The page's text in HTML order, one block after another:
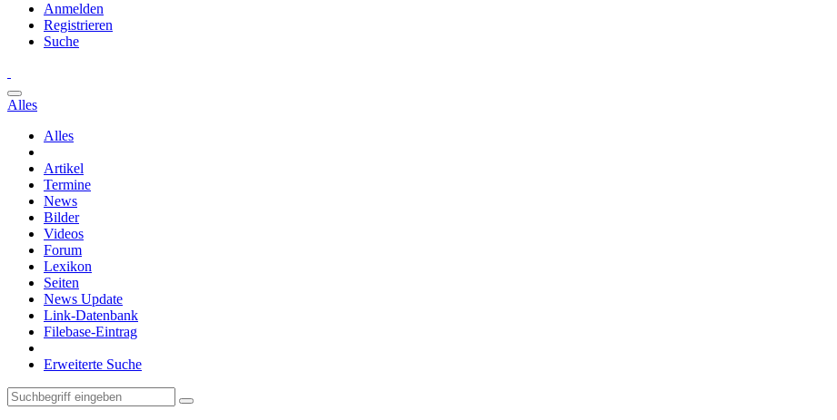
Anmelden
Registrieren
Suche
Alles
Alles
Artikel
Termine
News
Bilder
Videos
Forum
Lexikon
Seiten
News Update
Link-Datenbank
Filebase-Eintrag
Erweiterte Suche